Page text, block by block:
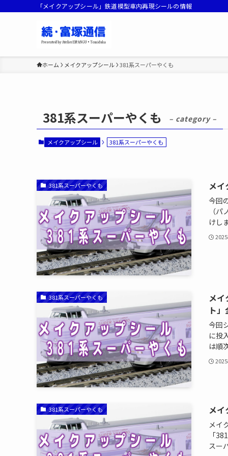
「メイクアップシール」鉄道模型車内再現シールの情報
ホーム メイクアップシール 381系スーパーやくも
381系スーパーやくも – category –
メイクアップシール 381系スーパーやくも
381系スーパーやくも メイ
今回
（
けし
381系スーパーやくも
メ
ト
今回
に投
は順
381系スーパーやくも メ
メイ
「
スー